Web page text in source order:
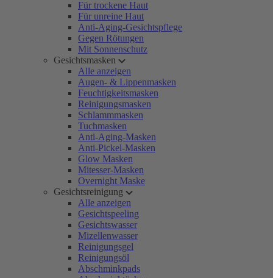
Für trockene Haut
Für unreine Haut
Anti-Aging-Gesichtspflege
Gegen Rötungen
Mit Sonnenschutz
Gesichtsmasken
Alle anzeigen
Augen- & Lippenmasken
Feuchtigkeitsmasken
Reinigungsmasken
Schlammmasken
Tuchmasken
Anti-Aging-Masken
Anti-Pickel-Masken
Glow Masken
Mitesser-Masken
Overnight Maske
Gesichtsreinigung
Alle anzeigen
Gesichtspeeling
Gesichtswasser
Mizellenwasser
Reinigungsgel
Reinigungsöl
Abschminkpads